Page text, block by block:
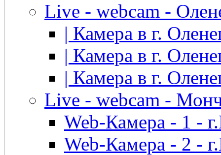
Live - webcam -
| Камера в г.
| Камера в г.
| Камера в г.
Live - webcam -
Web-Камера - 1 -
Web-Камера - 2 -